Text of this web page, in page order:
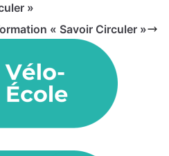
»
« Savoir Circuler »